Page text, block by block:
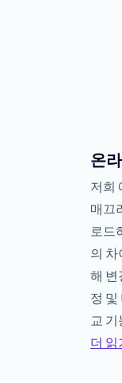
온
저희
매끄
로드
의
해 변
정
교
더 읽